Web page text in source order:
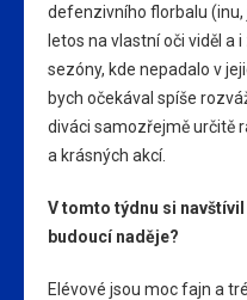
defenzivního florbalu
letos na vlastní oči viděl a
sezóny, kde nepadalo v
bych očekával spíše
diváci samozřejmě určitě
a krásných akcí.
V tomto týdnu si
budoucí naděje?
Elévové jsou moc fajn a